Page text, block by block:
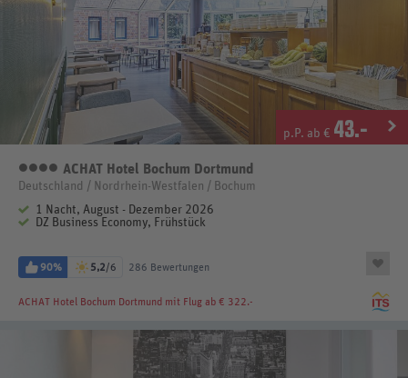
p.P. ab € 43.-
4 Sterne
ACHAT Hotel Bochum Dortmund
Deutschland / Nordrhein-Westfalen / Bochum
1 Nacht, August - Dezember 2026
DZ Business Economy, Frühstück
90% 5,2/6 286 Bewertungen
ACHAT Hotel Bochum Dortmund mit Flug ab € 322.-